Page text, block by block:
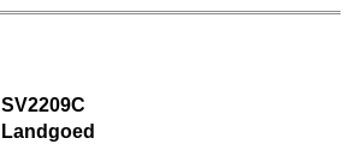
SV2209C
Landgoed